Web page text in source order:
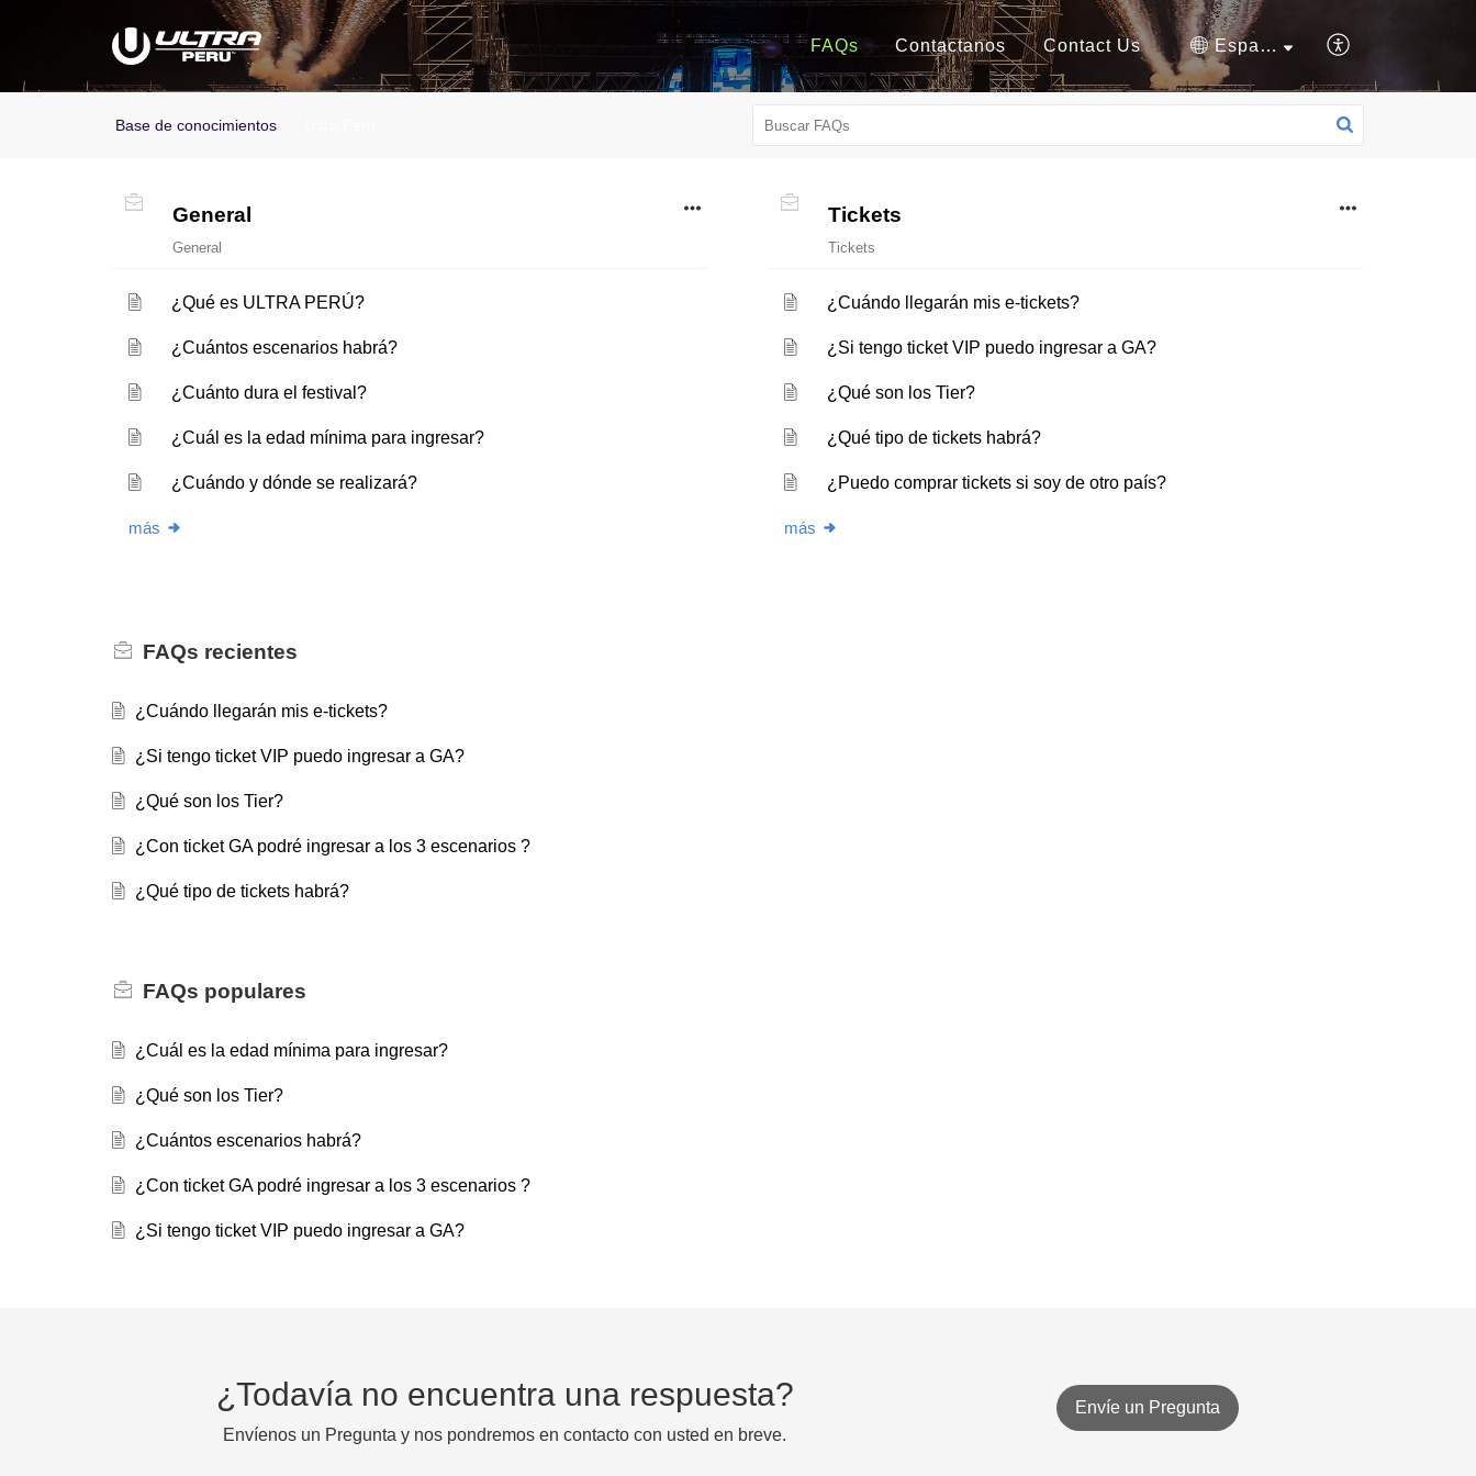
FAQs Contactanos Contact Us Español (España)
Base de conocimientos
General
General
¿Qué es ULTRA PERÚ?
¿Cuántos escenarios habrá?
¿Cuánto dura el festival?
¿Cuál es la edad mínima para ingresar?
¿Cuándo y dónde se realizará?
más
Tickets
Tickets
¿Cuándo llegarán mis e-tickets?
¿Si tengo ticket VIP puedo ingresar a GA?
¿Qué son los Tier?
¿Qué tipo de tickets habrá?
¿Puedo comprar tickets si soy de otro país?
más
FAQs recientes
¿Cuándo llegarán mis e-tickets?
¿Si tengo ticket VIP puedo ingresar a GA?
¿Qué son los Tier?
¿Con ticket GA podré ingresar a los 3 escenarios ?
¿Qué tipo de tickets habrá?
FAQs populares
¿Cuál es la edad mínima para ingresar?
¿Qué son los Tier?
¿Cuántos escenarios habrá?
¿Con ticket GA podré ingresar a los 3 escenarios ?
¿Si tengo ticket VIP puedo ingresar a GA?
¿Todavía no encuentra una respuesta?
Envíenos un Pregunta y nos pondremos en contacto con usted en breve.
Envíe un Pregunta